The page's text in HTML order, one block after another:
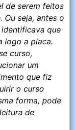
de serem feitos
. Ou seja, antes o
que
logo a placa.
curso,
um
que fiz
o curso
forma, pode
de